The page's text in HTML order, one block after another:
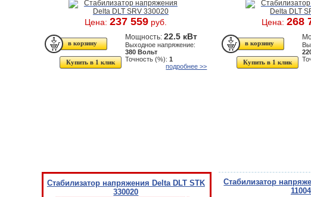
Цена:237 559 руб.
Купить в 1 клик
Мощность:22.5 кВт
Выходное напряжение:
380 Вольт
Точность (%):1
подробнее >>
Цена:268
Купить в 1 клик
Стабилизатор напряжения Delta DLT STK
330020
Стабилизатор